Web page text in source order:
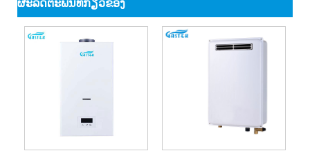
ຜະ​ລິດ​ຕະ​ພັນ​ທີ່​ກ່ຽວ​ຂ້ອງ